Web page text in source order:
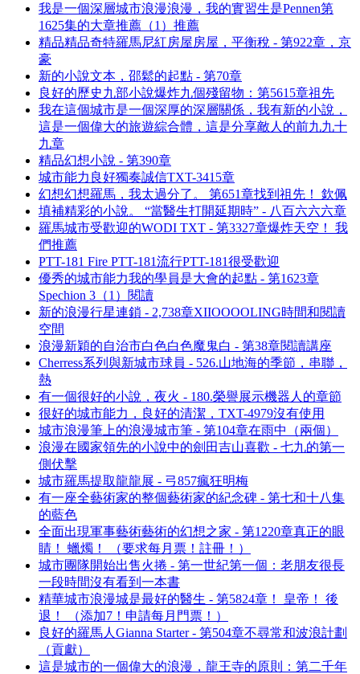
我是一個深層城市浪漫浪漫，我的實習生是Pennen第
1625集的大章推薦（1）推薦
精品精品奇特羅馬尼紅房屋房屋，平衡稅 - 第922章，京
豪
新的小說文本，邵鬆的起點 - 第70章
良好的歷史九部小說爆炸九個殘留物：第5615章祖先
我在這個城市是一個深厚的深層關係，我有新的小說，
這是一個偉大的旅遊綜合體，這是分享敵人的前九九十
九章
精品幻想小說 - 第390章
城市能力良好獨奏誠信TXT-3415章
幻想幻想羅馬，我太過分了。 第651章找到祖先！ 欽佩
填補精彩的小說。 “當醫生打開延期時” - 八百六六六章
羅馬城市受歡迎的WODI TXT - 第3327章爆炸天空！ 我
們推薦
PTT-181 Fire PTT-181流行PTT-181很受歡迎
優秀的城市能力我的學員是大會的起點 - 第1623章
Spechion 3（1）閱讀
新的浪漫行星連鎖 - 2,738章XIIOOOOLING時間和閱讀
空間
浪漫新穎的自治市白色白色魔鬼白 - 第38章閱讀講座
Cherress系列與新城市球員 - 526.山地海的季節，串聯，
熱
有一個很好的小說，夜火 - 180.榮譽展示機器人的章節
很好的城市能力，良好的清潔，TXT-4979沒有使用
城市浪漫筆上的浪漫城市筆 - 第104章在雨中（兩個）
浪漫在國家領先的小說中的劍田吉山喜歡 - 七九的第一
側伏擊
城市羅馬提取龍龍展 - 弓857瘋狂明梅
有一座全藝術家的整個藝術家的紀念碑 - 第七和十八集
的藍色
全面出現軍事藝術藝術的幻想之家 - 第1220章真正的眼
睛！ 蠟燭！ （要求每月票！註冊！）
城市團隊開始出售火捲 - 第一世紀第一個：老朋友很長
一段時間沒有看到一本書
精華城市浪漫城是最好的醫生 - 第5824章！ 皇帝！ 後
退！ （添加7！申請每月門票！）
良好的羅馬人Gianna Starter - 第504章不尋常和波浪計劃
（貢獻）
這是城市的一個偉大的浪漫，龍王寺的原則：第二千年